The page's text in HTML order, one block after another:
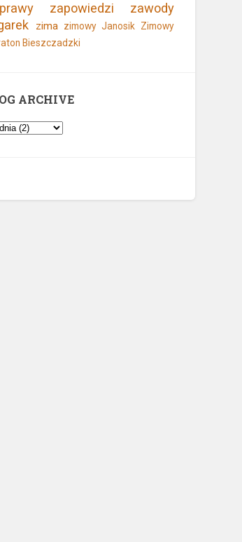
zapowiedzi
zawody
zima zimowy Janosik Zimowy
Bieszczadzki
ARCHIVE